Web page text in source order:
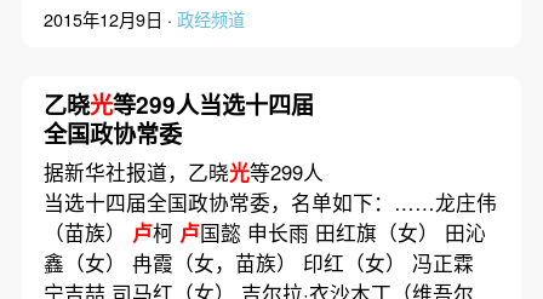
2015年12月9日 · 政经频道
乙晓光等299人当选十四届
全国政协常委
据新华社报道，乙晓光等299人
当选十四届全国政协常委，名单如下：……龙庄伟
（苗族） 卢柯 卢国懿 申长雨 田红旗（女） 田沁
鑫（女） 冉霞（女，苗族） 印红（女） 冯正霖
宁吉喆 司马红（女） 吉尔拉·衣沙木丁（维吾尔